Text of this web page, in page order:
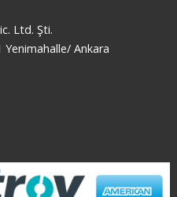
Ltd. Şti.
Ankara